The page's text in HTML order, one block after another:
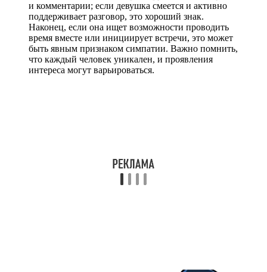
и комментарии; если девушка смеется и активно
поддерживает разговор, это хороший знак.
Наконец, если она ищет возможности проводить
время вместе или инициирует встречи, это может
быть явным признаком симпатии. Важно помнить,
что каждый человек уникален, и проявления
интереса могут варьироваться.